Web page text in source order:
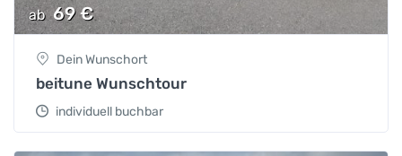
ab 69€
Dein Wunschort
beitune Wunschtour
individuell buchbar